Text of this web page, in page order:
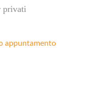
privati
appuntamento